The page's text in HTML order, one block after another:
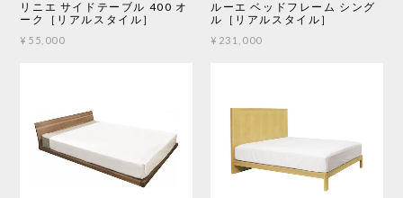
リニエ サイドテーブル 400 オ
ーク［リアルスタイル］
¥55,000
ルーエ ベッドフレーム シング
ル［リアルスタイル］
¥231,000